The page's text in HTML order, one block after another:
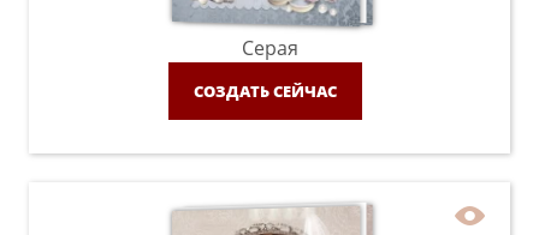
Серая
СОЗДАТЬ СЕЙЧАС